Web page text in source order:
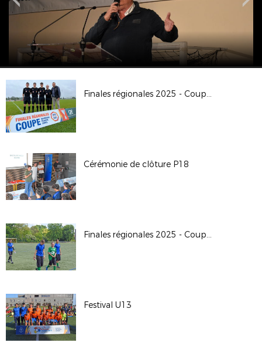
Finales régionales 2025 - Coupe Crédit Agricole U14G
Cérémonie de clôture P18
Finales régionales 2025 - Coupe Crédit Agricole U18F
Festival U13